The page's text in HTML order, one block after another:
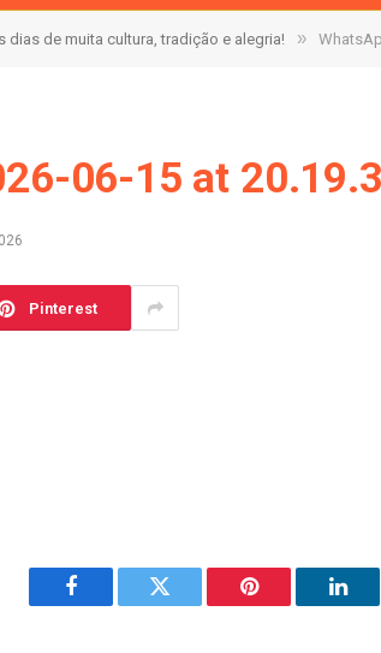
dias de muita cultura, tradição e alegria! »
06-15 at
Pinterest
Facebook Twitter Pinterest